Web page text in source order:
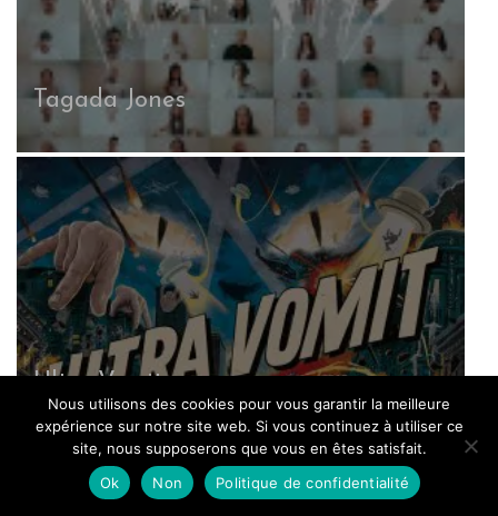
Tagada Jones
Ultra Vomit
Abonnez-vous à notre
Nous utilisons des cookies pour vous garantir la meilleure
expérience sur notre site web. Si vous continuez à utiliser ce
site, nous supposerons que vous en êtes satisfait.
Ok
Non Politique de confidentialité